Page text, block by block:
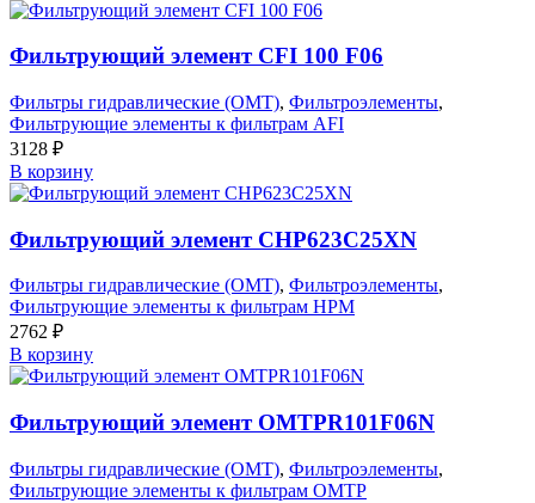
Фильтрующий элемент CFI 100 F06
Фильтры гидравлические (OMT), Фильтроэлементы,
Фильтрующие элементы к фильтрам AFI
3128 ₽
В корзину
Фильтрующий элемент CHP623C25XN
Фильтры гидравлические (OMT), Фильтроэлементы,
Фильтрующие элементы к фильтрам HPM
2762 ₽
В корзину
Фильтрующий элемент OMTPR101F06N
Фильтры гидравлические (OMT), Фильтроэлементы,
Фильтрующие элементы к фильтрам OMTP